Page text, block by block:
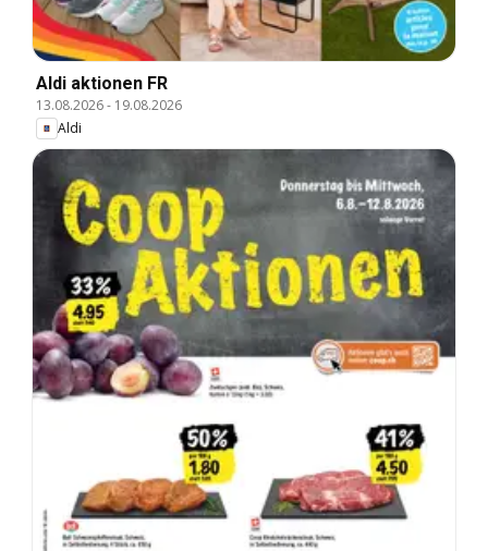
Aldi aktionen FR
13.08.2026- 19.08.2026
Aldi